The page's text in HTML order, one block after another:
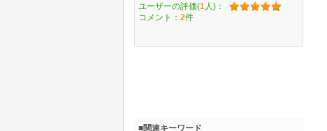
ユーザーの評価(1 人)：
コメント： 2件
■関連キーワード